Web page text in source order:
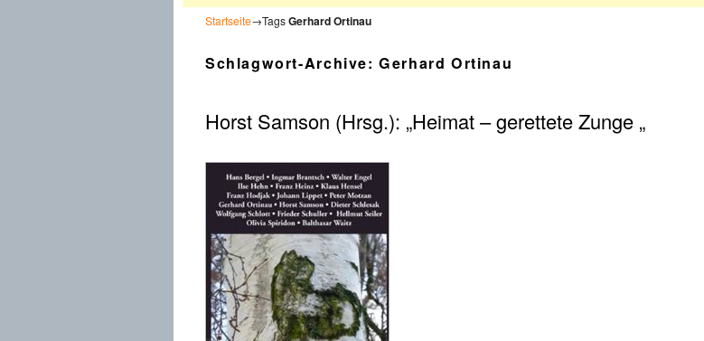
Startseite→TagsGerhard Ortinau
Schlagwort-Archive:Gerhard Ortinau
Horst Samson (Hrsg.): „Heimat – gerettete Zunge „